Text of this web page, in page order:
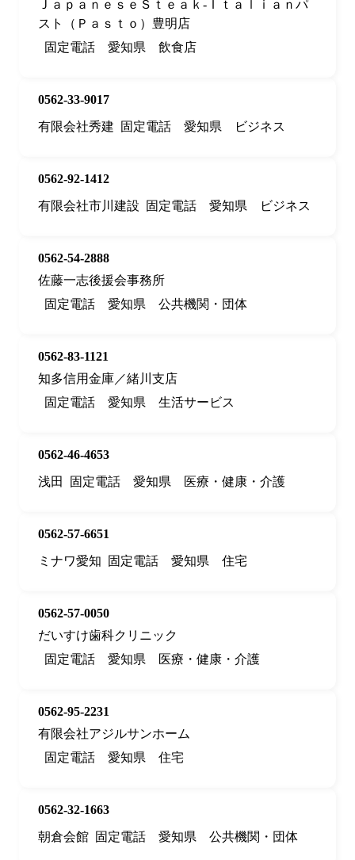
ＪａｐａｎｅｓｅＳｔｅａｋ‐Ｉｔａｌｉａｎパ
スト（Ｐａｓｔｏ）豊明店
固定電話
愛知県 飲食店
0562-33-9017
有限会社秀建
固定電話 愛知県 ビジネス
0562-92-1412
有限会社市川建設
固定電話 愛知県 ビジネス
0562-54-2888
佐藤一志後援会事務所
固定電話
愛知県 公共機関・団体
0562-83-1121
知多信用金庫／緒川支店
固定電話
愛知県 生活サービス
0562-46-4653
浅田
固定電話 愛知県 医療・健康・介護
0562-57-6651
ミナワ愛知
固定電話 愛知県 住宅
0562-57-0050
だいすけ歯科クリニック
固定電話
愛知県 医療・健康・介護
0562-95-2231
有限会社アジルサンホーム
固定電話
愛知県 住宅
0562-32-1663
朝倉会館 固定電話 愛知県 公共機関・団体